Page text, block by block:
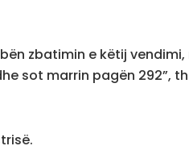
zbatimin e këtij
sot marrin pagën 292”,